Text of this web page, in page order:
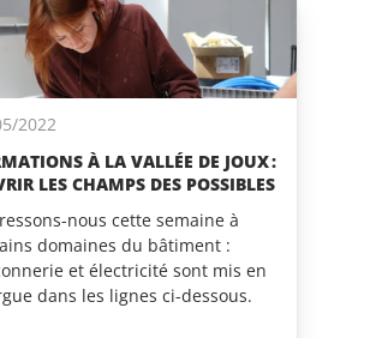
2022
À LA VALLÉE DE JOUX :
LES CHAMPS DES POSSIBLES
nous cette semaine à
domaines du bâtiment :
et électricité sont mis en
dans les lignes ci-dessous.